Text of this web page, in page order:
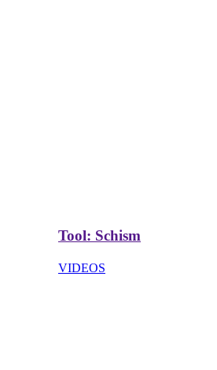
Tool: Schism
VIDEOS